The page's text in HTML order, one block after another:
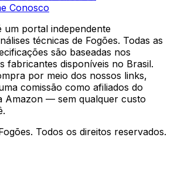
Conosco
um portal independente
técnicas de Fogões. Todas as
são baseadas nos
fabricantes disponíveis no Brasil.
por meio dos nossos links,
comissão como afiliados do
Amazon — sem qualquer custo
Todos os direitos reservados.